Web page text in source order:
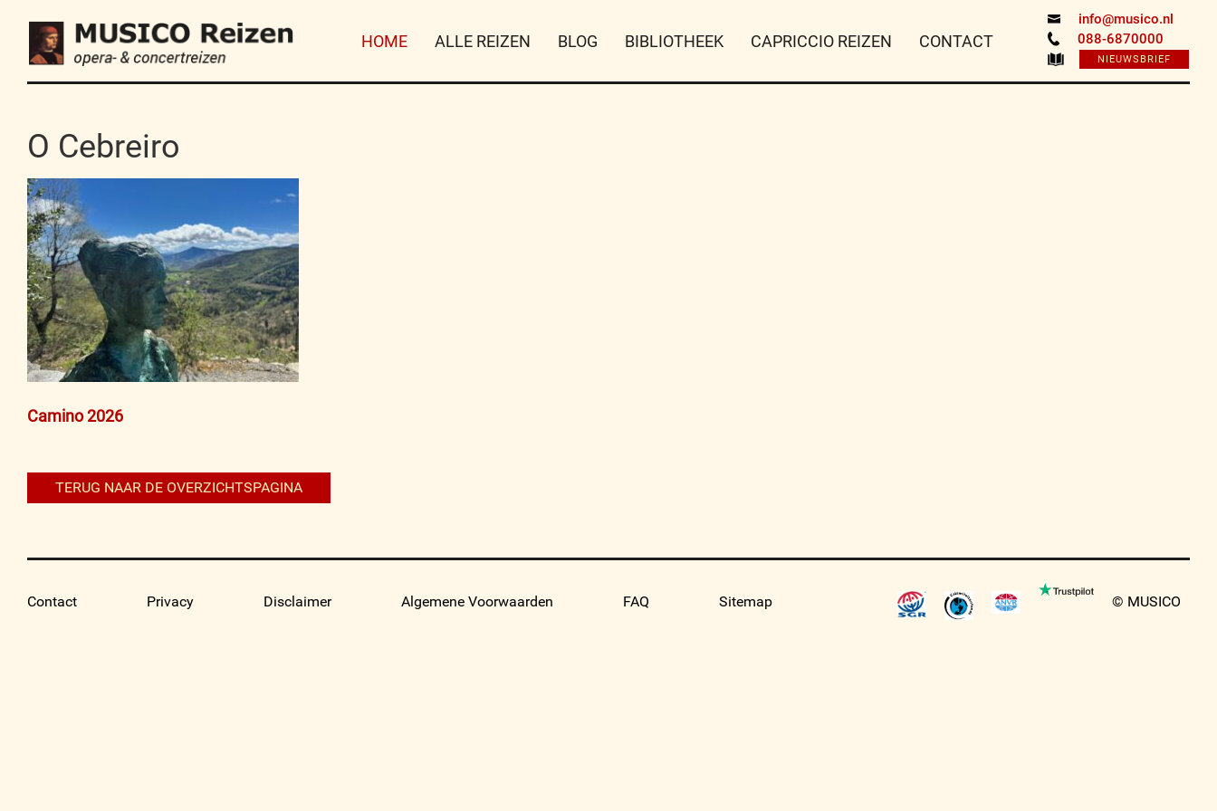
info@musico.nl
088-6870000
NIEUWSBRIEF
HOME ALLE REIZEN BLOG BIBLIOTHEEK CAPRICCIO REIZEN CONTACT
O Cebreiro
Bericht
Camino 2026
TERUG NAAR DE OVERZICHTSPAGINA
Contact Privacy Disclaimer Algemene Voorwaarden FAQ Sitemap © MUSICO